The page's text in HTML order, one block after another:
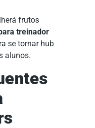
frutos
treinador
se tornar hub
alunos.